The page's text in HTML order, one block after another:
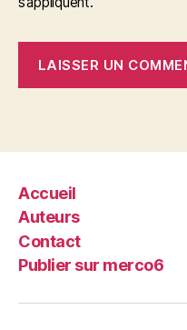
Accueil
Auteurs
Contact
Publier sur merco6